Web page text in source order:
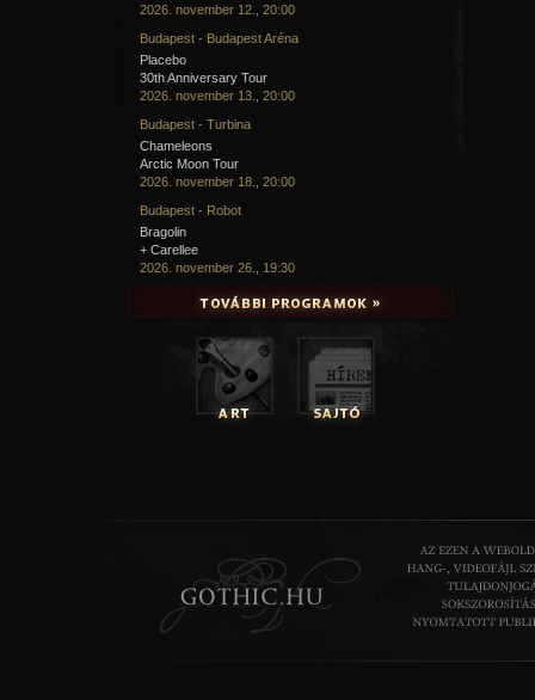
2026. november 12., 20:00
Budapest - Budapest Aréna
Placebo
30th Anniversary Tour
2026. november 13., 20:00
Budapest - Turbina
Chameleons
Arctic Moon Tour
2026. november 18., 20:00
Budapest - Robot
Bragolin
+ Carellee
2026. november 26., 19:30